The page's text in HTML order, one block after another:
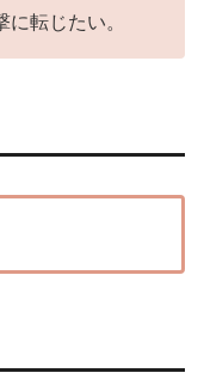
転じたい。